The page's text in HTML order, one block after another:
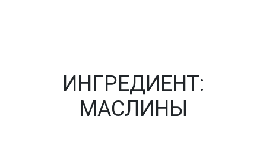
ИНГРЕДИЕНТ:
МАСЛИНЫ